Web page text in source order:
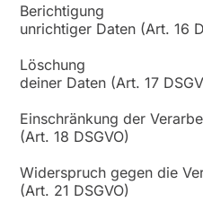
Berichtigung
unrichtiger Daten (Art. 16
Löschung
deiner Daten (Art. 17
Einschränkung der
(Art. 18 DSGVO)
Widerspruch gegen die
(Art. 21 DSGVO)